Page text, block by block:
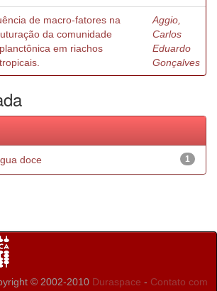
de macro-fatores na
da comunidade
em riachos
Aggio,
Carlos
Eduardo
Gonçalves
1
doce
© 2002-2010 Duraspace - Contato com